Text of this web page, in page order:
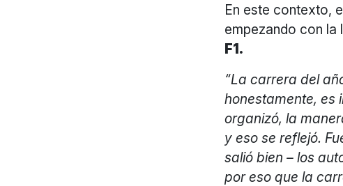
En este contexto,
empezando con la
F1.
“La carrera del
honestamente, es
organizó, la
y eso se reflejó.
salió bien – los
por eso que la